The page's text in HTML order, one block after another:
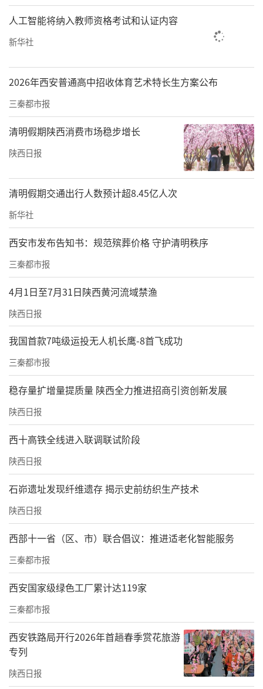
人工智能将纳入教师资格考试和认证内容
新华社
2026年西安普通高中招收体育艺术特长生方案公布
三秦都市报
清明假期陕西消费市场稳步增长
陕西日报
清明假期交通出行人数预计超8.45亿人次
新华社
西安市发布告知书：规范殡葬价格 守护清明秩序
三秦都市报
4月1日至7月31日陕西黄河流域禁渔
陕西日报
我国首款7吨级运投无人机长鹰-8首飞成功
三秦都市报
稳存量扩增量提质量 陕西全力推进招商引资创新发展
陕西日报
西十高铁全线进入联调联试阶段
陕西日报
石峁遗址发现纤维遗存 揭示史前纺织生产技术
陕西日报
西部十一省（区、市）联合倡议：推进适老化智能服务
三秦都市报
西安国家级绿色工厂累计达119家
三秦都市报
西安铁路局开行2026年首趟春季赏花旅游
专列
陕西日报